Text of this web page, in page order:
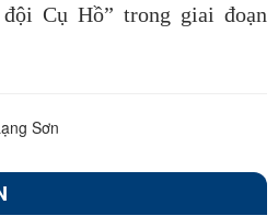
Cụ Hồ” trong giai đoạn
Sơn